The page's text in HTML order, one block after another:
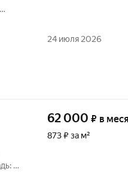
24 июля 2026
62 000 ₽ в
873 ₽ за м²